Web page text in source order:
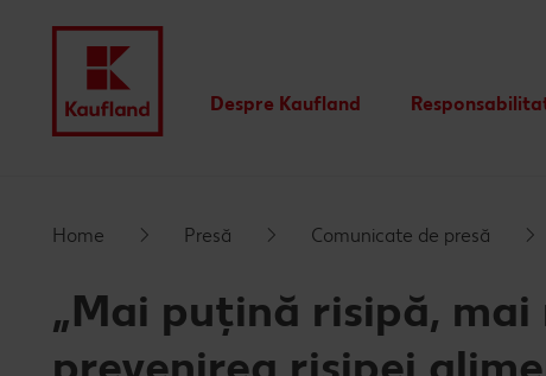
Despre Kaufland
Branduri proprii Kaufland
Home Presă Comunicate de presă
„Mai puțină risipă,